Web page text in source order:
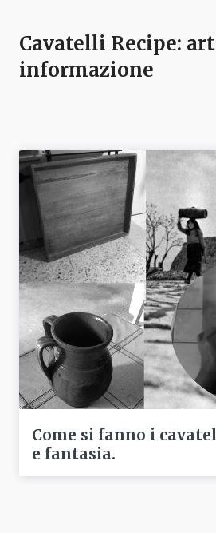
Cavatelli Recipe:
informazione
Come si fanno i
e fantasia.